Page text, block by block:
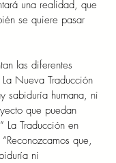
una realidad, que
se quiere pasar
las diferentes
Nueva Traducción
sabiduría humana, ni
que puedan
La Traducción en
que,
ni